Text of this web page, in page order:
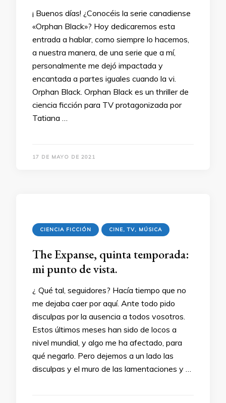
¡ Buenos días! ¿Conocéis la serie canadiense
«Orphan Black»? Hoy dedicaremos esta
entrada a hablar, como siempre lo hacemos,
a nuestra manera, de una serie que a mí,
personalmente me dejó impactada y
encantada a partes iguales cuando la vi.
Orphan Black. Orphan Black es un thriller de
ciencia ficción para TV protagonizada por
Tatiana …
17 DE MAYO DE 2021
CIENCIA FICCIÓN CINE, TV, MÚSICA
The Expanse, quinta temporada:
mi punto de vista.
¿ Qué tal, seguidores? Hacía tiempo que no
me dejaba caer por aquí. Ante todo pido
disculpas por la ausencia a todos vosotros.
Estos últimos meses han sido de locos a
nivel mundial, y algo me ha afectado, para
qué negarlo. Pero dejemos a un lado las
disculpas y el muro de las lamentaciones y …